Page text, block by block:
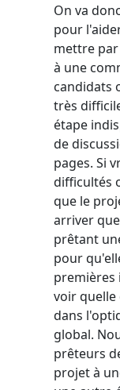
On va
pour
mettre
à une
candidats
très
étape
de
pages. Si
difficultés
que le
arriver
prêtant
pour
premières
voir quelle
dans
global.
prêteurs
projet à